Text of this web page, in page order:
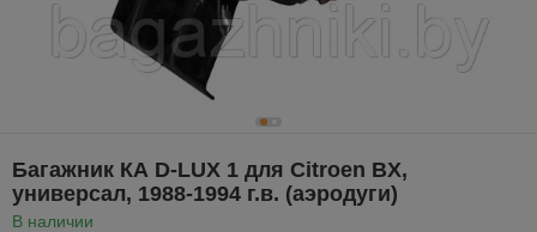
Багажник КА D-LUX 1 для Citroen BX,
универсал, 1988-1994 г.в. (аэродуги)
В наличии